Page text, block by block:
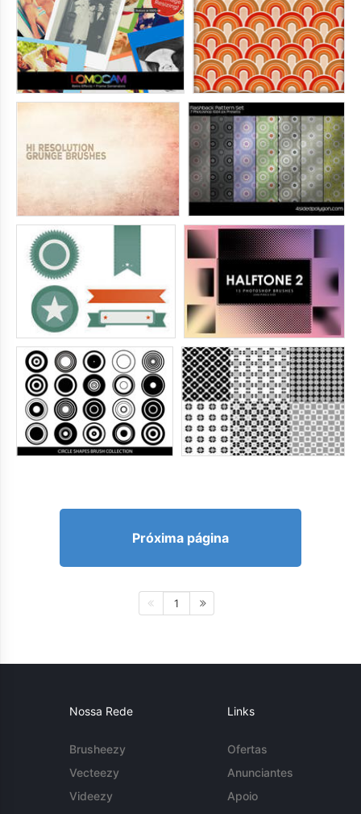
Próxima página
1
Nossa Rede
Brusheezy
Vecteezy
Videezy
Links
Ofertas
Anunciantes
Apoio